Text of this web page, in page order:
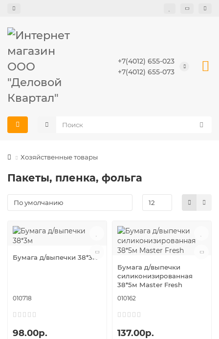
+7(4012) 655-023
+7(4012) 655-073
Хозяйственные товары
Пакеты, пленка, фольга
Бумага д/выпечки 38*3м
010718
98.00р.
Бумага д/выпечки
силиконизированная
38*5м Master Fresh
010162
137.00р.